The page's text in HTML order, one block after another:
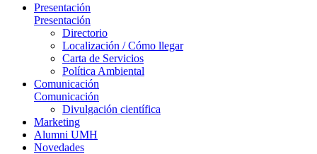
Presentación
Presentación
Directorio
Localización / Cómo llegar
Carta de Servicios
Política Ambiental
Comunicación
Comunicación
Divulgación científica
Marketing
Alumni UMH
Novedades